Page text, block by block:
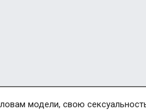
модели, свою